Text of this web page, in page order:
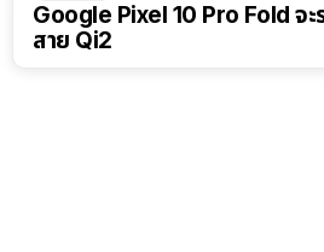
Google Pixel 10 Pro Fold จะ
สาย Qi2